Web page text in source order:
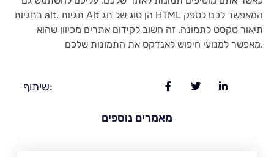
בתגיות alt. תגיות Alt הן סוג של תג HTML המאפשר לכם לספק
תיאור טקסט לתמונה. זה חשוב לקידום אתרים מכיוון שהוא
מאפשר למנועי חיפוש לאנדקס את התמונות שלכם.
שיתוף:
מאמרים נוספים